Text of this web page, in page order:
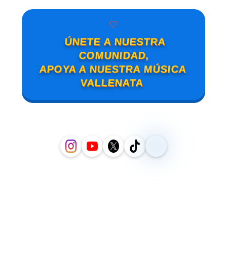
🤍
ÚNETE A NUESTRA
COMUNIDAD,
APOYA A NUESTRA MÚSICA
VALLENATA